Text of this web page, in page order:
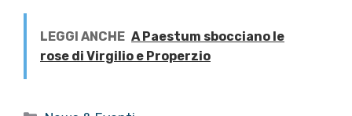
LEGGI ANCHE A Paestum sbocciano le
rose di Virgilio e Properzio